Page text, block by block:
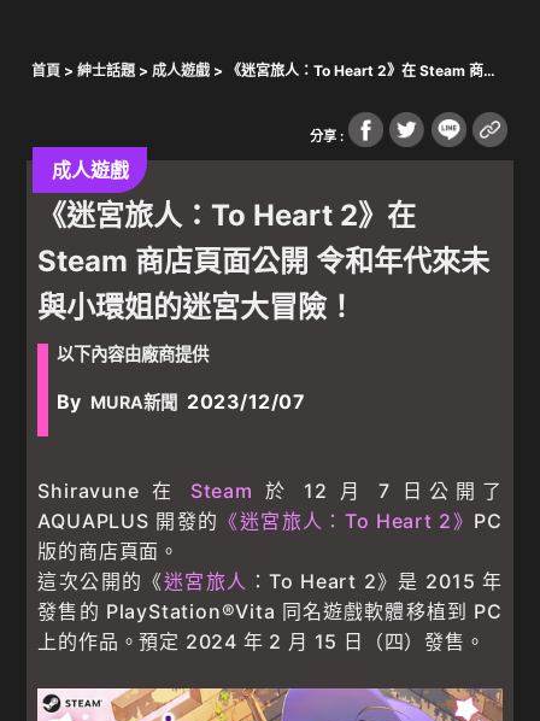
首頁 > 紳士話題> 成人遊戲> 《迷宮旅人：To Heart 2》在 Steam 商店
分享 :
成人遊戲
《迷宮旅人：To Heart 2》在
Steam 商店頁面公開 令和年代來未
與小環姐的迷宮大冒險！
以下內容由廠商提供
By MURA新聞 2023/12/07
Shiravune 在 Steam 於 12 月 7 日公開了
AQUAPLUS 開發的 《迷宮旅人：To Heart 2》 PC
版的商店頁面。
這次公開的《迷宮旅人 ：To Heart 2》是 2015 年
發售的 PlayStation®Vita 同名遊戲軟體移植到 PC
上的作品。預定 2024 年 2 月 15 日（四）發售。